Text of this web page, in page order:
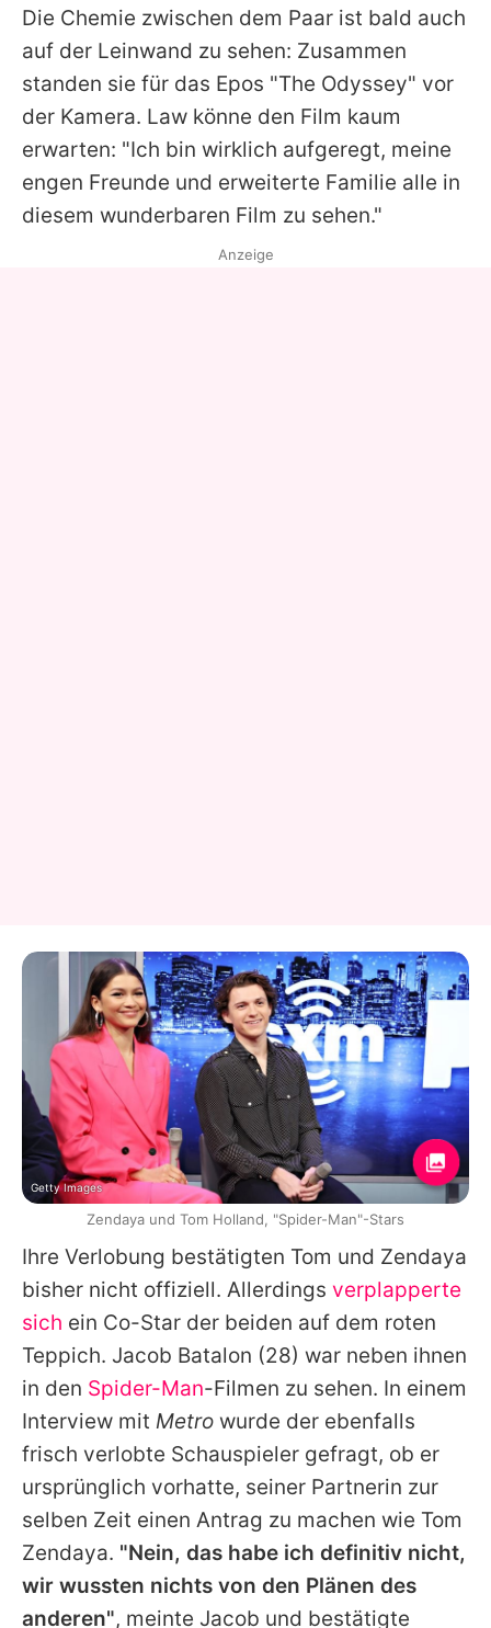
Die Chemie zwischen dem Paar ist bald auch
auf der Leinwand zu sehen: Zusammen
standen sie für das Epos "The Odyssey" vor
der Kamera. Law könne den Film kaum
erwarten: "Ich bin wirklich aufgeregt, meine
engen Freunde und erweiterte Familie alle in
diesem wunderbaren Film zu sehen."
Ihre Verlobung bestätigten Tom und Zendaya
bisher nicht offiziell. Allerdings verplapperte
sich ein Co-Star der beiden auf dem roten
Teppich. Jacob Batalon (28) war neben ihnen
in den Spider-Man-Filmen zu sehen. In einem
Interview mit Metro wurde der ebenfalls
frisch verlobte Schauspieler gefragt, ob er
ursprünglich vorhatte, seiner Partnerin zur
selben Zeit einen Antrag zu machen wie Tom
Zendaya. "Nein, das habe ich definitiv nicht,
wir wussten nichts von den Plänen des
anderen", meinte Jacob und bestätigte
Anzeige
Getty Images
Zendaya und Tom Holland, "Spider-Man"-Stars